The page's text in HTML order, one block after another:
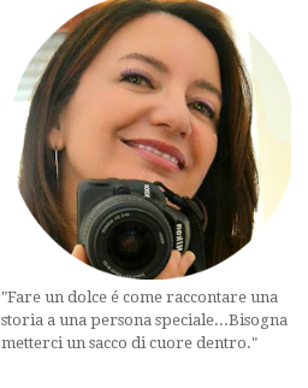
"Fare un dolce é come raccontare una
storia a una persona speciale...Bisogna
metterci un sacco di cuore dentro."